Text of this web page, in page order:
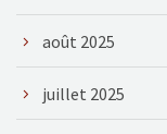
août 2025
juillet 2025